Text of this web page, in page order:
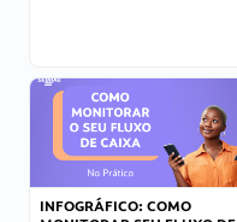
INFOGRÁFICO: COMO